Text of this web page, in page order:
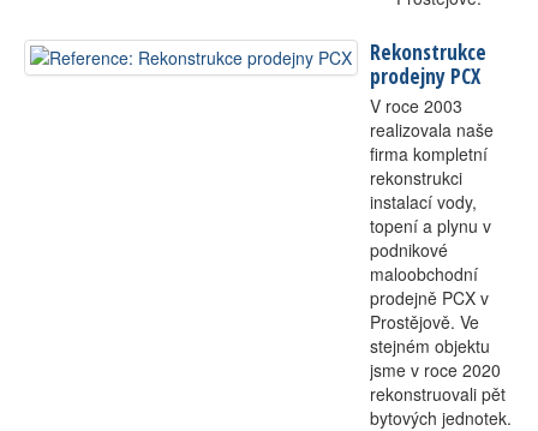
Rekonstrukce
prodejny PCX
V roce 2003
realizovala naše
firma kompletní
rekonstrukci
instalací vody,
topení a plynu v
podnikové
maloobchodní
prodejně PCX v
Prostějově. Ve
stejném objektu
jsme v roce 2020
rekonstruovali pět
bytových jednotek.